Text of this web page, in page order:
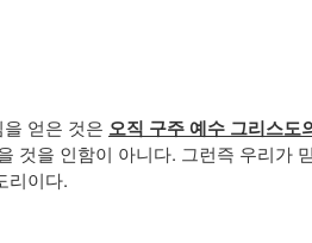
얻은 것은 오직 구주 예수 그리스도
것을 인함이 아니다. 그런즉 우리가
리이다.